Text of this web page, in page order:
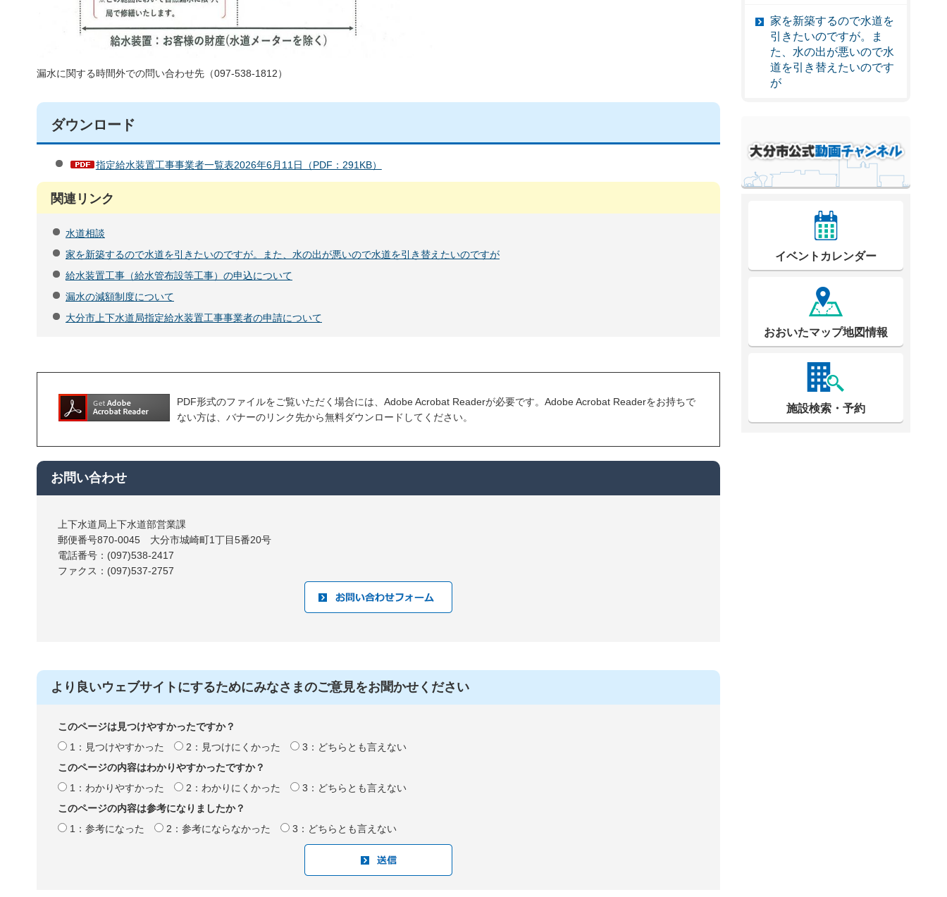
漏水に関する時間外での問い合わせ先（097-538-1812）
ダウンロード
指定給水装置工事事業者一覧表2026年6月11日（PDF：291KB）
関連リンク
水道相談
家を新築するので水道を引きたいのですが。また、水の出が悪いので水道を引き替えたいのですが
給水装置工事（給水管布設等工事）の申込について
漏水の減額制度について
大分市上下水道局指定給水装置工事事業者の申請について
PDF形式のファイルをご覧いただく場合には、Adobe Acrobat Readerが必要です。Adobe Acrobat Readerをお持ちで
ない方は、バナーのリンク先から無料ダウンロードしてください。
お問い合わせ
上下水道局上下水道部営業課
郵便番号870-0045 大分市城崎町1丁目5番20号
電話番号：(097)538-2417
ファクス：(097)537-2757
より良いウェブサイトにするためにみなさまのご意見をお聞かせください
このページは見つけやすかったですか？
1：見つけやすかった
2：見つけにくかった
3：どちらとも言えない
このページの内容はわかりやすかったですか？
1：わかりやすかった
2：わかりにくかった
3：どちらとも言えない
このページの内容は参考になりましたか？
1：参考になった
2：参考にならなかった 3：どちらとも言えない
家を新築するので水道を
引きたいのですが。ま
た、水の出が悪いので水
道を引き替えたいのです
が
イベントカレンダー
おおいたマップ地図情報
施設検索・予約